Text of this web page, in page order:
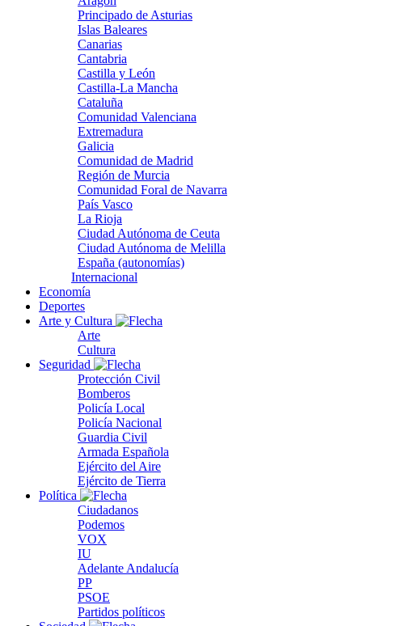
Principado de Asturias
Islas Baleares
Canarias
Cantabria
Castilla y León
Castilla-La Mancha
Cataluña
Comunidad Valenciana
Extremadura
Galicia
Comunidad de Madrid
Región de Murcia
Comunidad Foral de Navarra
País Vasco
La Rioja
Ciudad Autónoma de Ceuta
Ciudad Autónoma de Melilla
España (autonomías)
Internacional
Economía
Deportes
Arte y Cultura
Arte
Cultura
Seguridad
Protección Civil
Bomberos
Policía Local
Policía Nacional
Guardia Civil
Armada Española
Ejército del Aire
Ejército de Tierra
Política
Ciudadanos
Podemos
VOX
IU
Adelante Andalucía
PP
PSOE
Partidos políticos